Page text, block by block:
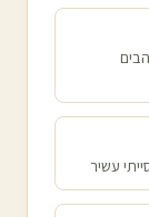
עשיר